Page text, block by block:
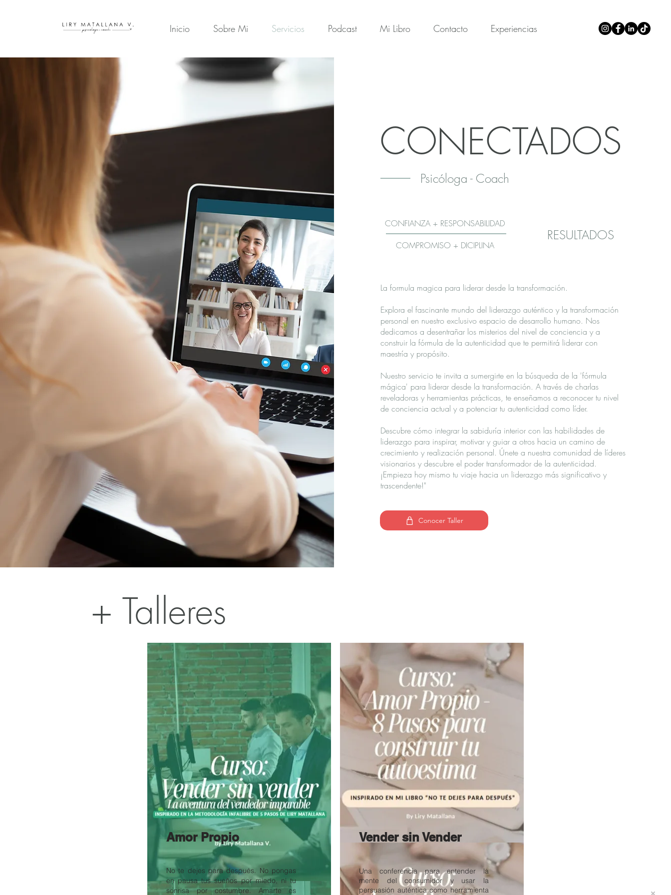
Inicio Sobre Mi Servicios Podcast Mi Libro Contacto Experiencias
CONECTADOS
Psicóloga - Coach
CONFIANZA + RESPONSABILIDAD
COMPROMISO + DICIPLINA
RESULTADOS
La formula magica para liderar desde la transformación.
Explora el fascinante mundo del liderazgo auténtico y la transformación
personal en nuestro exclusivo espacio de desarrollo humano. Nos
dedicamos a desentrañar los misterios del nivel de conciencia y a
construir la fórmula de la autenticidad que te permitirá liderar con
maestría y propósito.
Nuestro servicio te invita a sumergirte en la búsqueda de la 'fórmula
mágica' para liderar desde la transformación. A través de charlas
reveladoras y herramientas prácticas, te enseñamos a reconocer tu nivel
de conciencia actual y a potenciar tu autenticidad como líder.
Descubre cómo integrar la sabiduría interior con las habilidades de
liderazgo para inspirar, motivar y guiar a otros hacia un camino de
crecimiento y realización personal. Únete a nuestra comunidad de líderes
visionarios y descubre el poder transformador de la autenticidad.
¡Empieza hoy mismo tu viaje hacia un liderazgo más significativo y
trascendente!"
Conocer Taller
+ Talleres
Amor Propio
No te dejes para después. No pongas
en pausa tus sueños por miedo, ni tu
sonrisa por costumbre. Amarte es
Vender sin Vender
Una conferencia para entender la
mente del consumidor y usar la
persuasión auténtica como herramienta